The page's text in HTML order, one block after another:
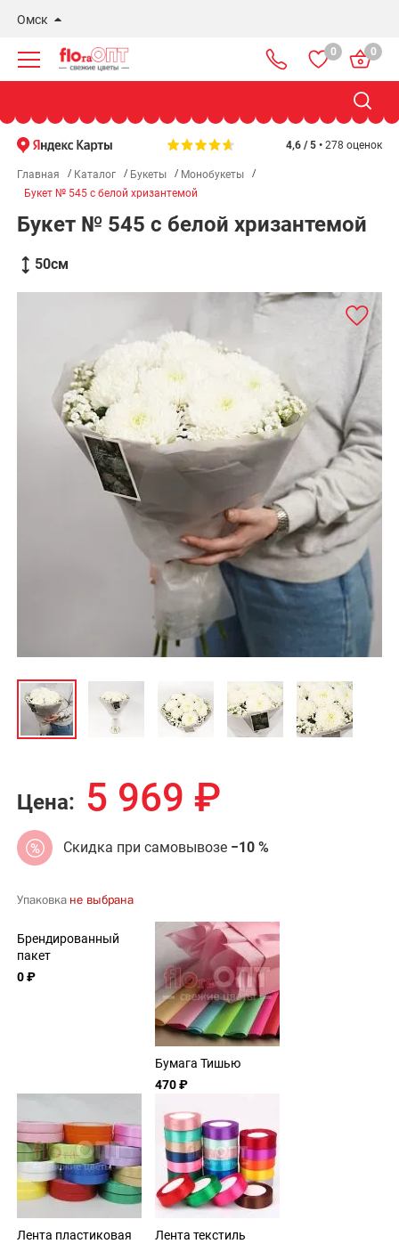
Омск
Новосибирск
Бердск
0 0
4,6 / 5 • 278 оценок
Главная Каталог Букеты
Монобукеты
Букет № 545 с белой хризантемой
Букет № 545 с белой хризантемой
50см
Цена: 5 969 ₽
Скидка при самовывозе −10 %
Упаковка не выбрана
Брендированный
пакет
0 ₽
Бумага Тишью
470 ₽
Лента пластиковая
Лента текстиль